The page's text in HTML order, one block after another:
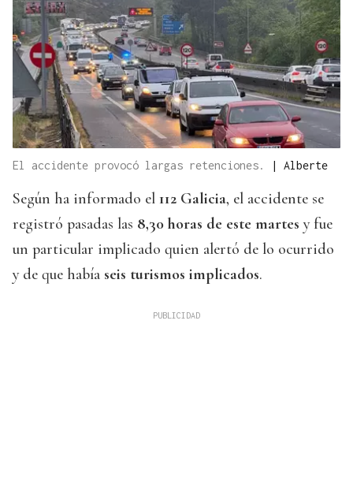
El accidente provocó largas retenciones. | Alberte
Según ha informado el 112 Galicia, el accidente se
registró pasadas las 8,30 horas de este martes y fue
un particular implicado quien alertó de lo ocurrido
y de que había seis turismos implicados.